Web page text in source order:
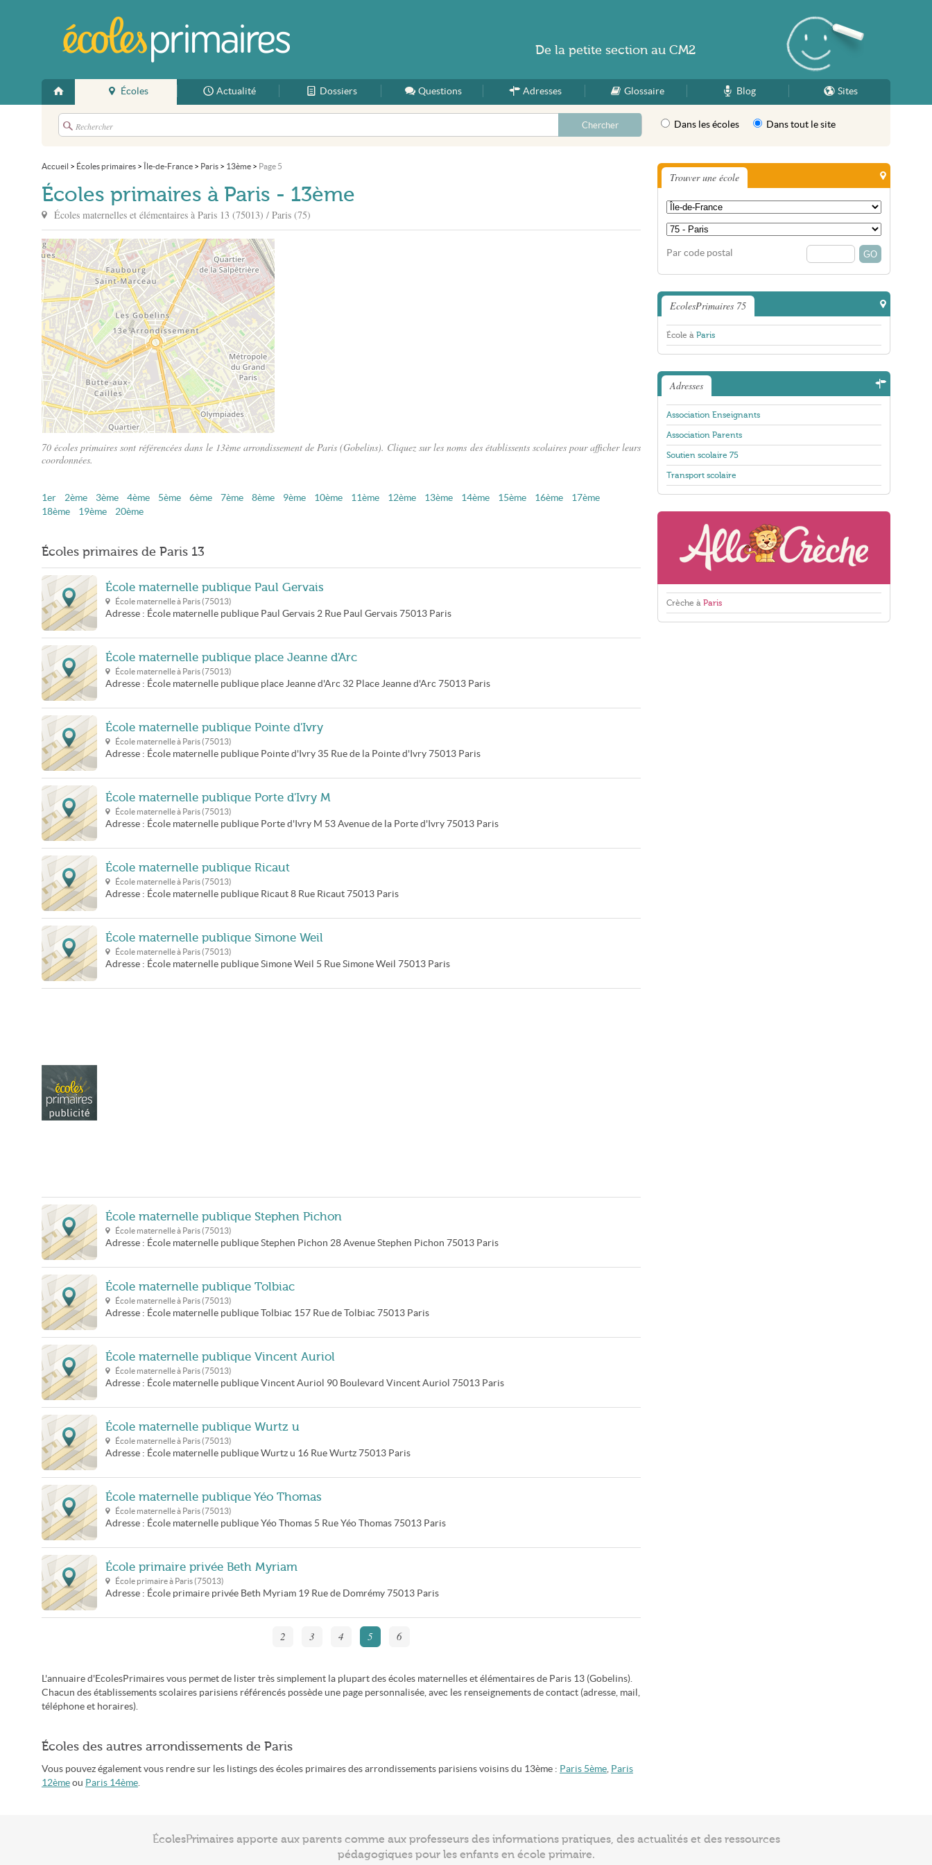
Accueil
Écoles Actualité Dossiers Questions Adresses Glossaire Blog Sites
Dans les écoles Dans tout le site
Accueil > Écoles primaires > Île-de-France > Paris > 13ème > Page 5
Écoles primaires à Paris - 13ème
Écoles maternelles et élémentaires à Paris 13 (75013) / Paris (75)
Plan du 13ème arrondissement de Paris
70 écoles primaires sont référencées dans le 13ème arrondissement de Paris (Gobelins). Cliquez sur les noms des établissents scolaires pour afficher leurs
coordonnées.
1er 2ème 3ème 4ème 5ème 6ème 7ème 8ème 9ème 10ème 11ème 12ème 13ème 14ème 15ème 16ème
17ème
18ème
19ème 20ème
Écoles primaires de Paris 13
École maternelle publique Paul Gervais
École maternelle à Paris (75013)
Adresse : École maternelle publique Paul Gervais 2 Rue Paul Gervais 75013 Paris
École maternelle publique place Jeanne d'Arc
École maternelle à Paris (75013)
Adresse : École maternelle publique place Jeanne d'Arc 32 Place Jeanne d'Arc 75013 Paris
École maternelle publique Pointe d'Ivry
École maternelle à Paris (75013)
Adresse : École maternelle publique Pointe d'Ivry 35 Rue de la Pointe d'Ivry 75013 Paris
École maternelle publique Porte d'Ivry M
École maternelle à Paris (75013)
Adresse : École maternelle publique Porte d'Ivry M 53 Avenue de la Porte d'Ivry 75013 Paris
École maternelle publique Ricaut
École maternelle à Paris (75013)
Adresse : École maternelle publique Ricaut 8 Rue Ricaut 75013 Paris
École maternelle publique Simone Weil
École maternelle à Paris (75013)
Adresse : École maternelle publique Simone Weil 5 Rue Simone Weil 75013 Paris
École maternelle publique Stephen Pichon
École maternelle à Paris (75013)
Adresse : École maternelle publique Stephen Pichon 28 Avenue Stephen Pichon 75013 Paris
École maternelle publique Tolbiac
École maternelle à Paris (75013)
Adresse : École maternelle publique Tolbiac 157 Rue de Tolbiac 75013 Paris
École maternelle publique Vincent Auriol
École maternelle à Paris (75013)
Adresse : École maternelle publique Vincent Auriol 90 Boulevard Vincent Auriol 75013 Paris
École maternelle publique Wurtz u
École maternelle à Paris (75013)
Adresse : École maternelle publique Wurtz u 16 Rue Wurtz 75013 Paris
École maternelle publique Yéo Thomas
École maternelle à Paris (75013)
Adresse : École maternelle publique Yéo Thomas 5 Rue Yéo Thomas 75013 Paris
École primaire privée Beth Myriam
École primaire à Paris (75013)
Adresse : École primaire privée Beth Myriam 19 Rue de Domrémy 75013 Paris
2 3 4 5 6
L'annuaire d'EcolesPrimaires vous permet de lister très simplement la plupart des écoles maternelles et élémentaires de Paris 13 (Gobelins).
Chacun des établissements scolaires parisiens référencés possède une page personnalisée, avec les renseignements de contact (adresse, mail,
téléphone et horaires).
Écoles des autres arrondissements de Paris
Vous pouvez également vous rendre sur les listings des écoles primaires des arrondissements parisiens voisins du 13ème : Paris 5ème, Paris
12ème ou Paris 14ème.
Trouver une école
Par code postal
EcolesPrimaires 75
École à Paris
Adresses
Association Enseignants
Association Parents
Soutien scolaire 75
Transport scolaire
Crèche à Paris
De la petite section au CM2
ÉcolesPrimaires apporte aux parents comme aux professeurs des informations pratiques, des actualités et des ressources
pédagogiques pour les enfants en école primaire.